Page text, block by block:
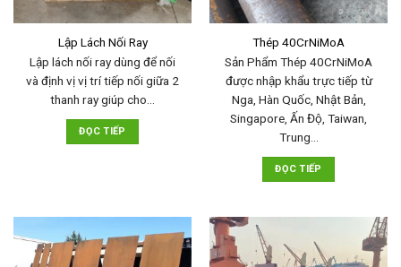
Lập Lách Nối Ray
Lập lách nối ray dùng để nối
và định vị vị trí tiếp nối giữa 2
thanh ray giúp cho…
ĐỌC TIẾP
Thép 40CrNiMoA
Sản Phẩm Thép 40CrNiMoA
được nhập khẩu trực tiếp từ
Nga, Hàn Quốc, Nhật Bản,
Singapore, Ấn Độ, Taiwan,
Trung…
ĐỌC TIẾP